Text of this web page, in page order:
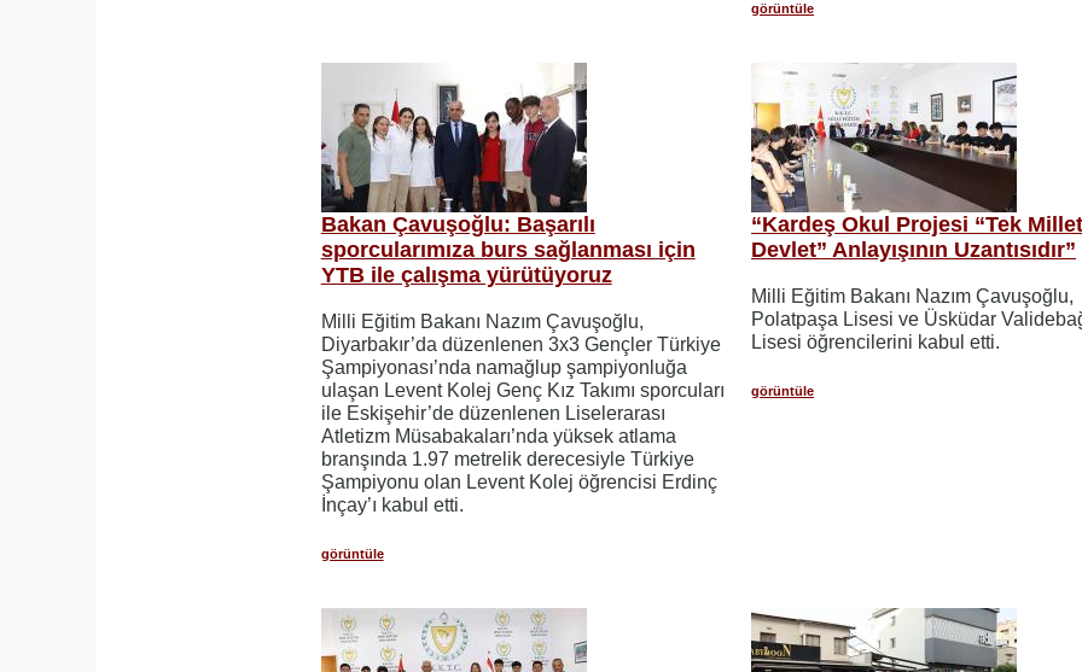
görüntüle
Bakan Çavuşoğlu: Başarılı
sporcularımıza burs sağlanması için
YTB ile çalışma yürütüyoruz
Milli Eğitim Bakanı Nazım Çavuşoğlu,
Diyarbakır’da düzenlenen 3x3 Gençler Türkiye
Şampiyonası’nda namağlup şampiyonluğa
ulaşan Levent Kolej Genç Kız Takımı sporcuları
ile Eskişehir’de düzenlenen Liselerarası
Atletizm Müsabakaları’nda yüksek atlama
branşında 1.97 metrelik derecesiyle Türkiye
Şampiyonu olan Levent Kolej öğrencisi Erdinç
İnçay’ı kabul etti.
görüntüle
“Kardeş Okul Projesi “Tek
Devlet” Anlayışının Uzantısıdır”
Milli Eğitim Bakanı Nazım Çavuşoğlu,
Polatpaşa Lisesi ve Üsküdar
Lisesi öğrencilerini kabul etti.
görüntüle